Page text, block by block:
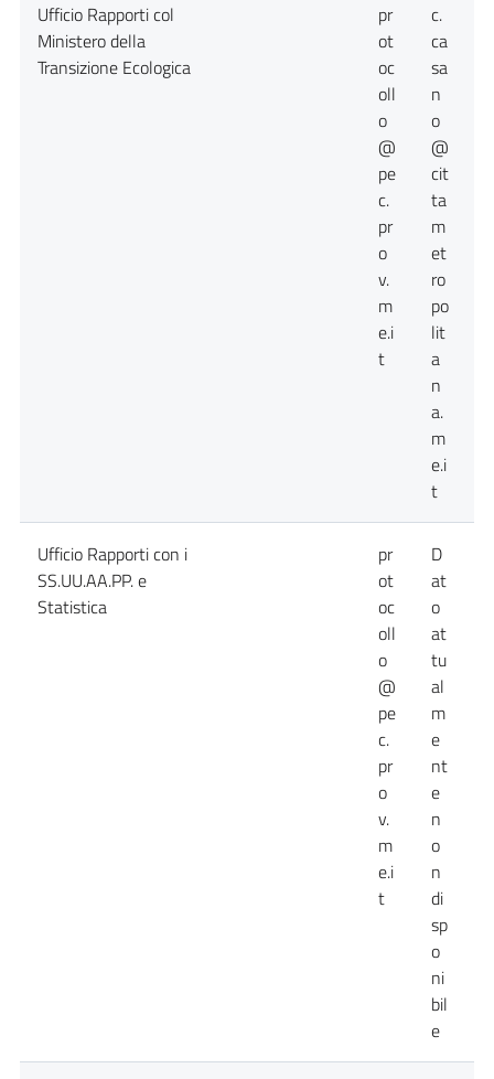
Ufficio Rapporti col
Ministero della
Transizione Ecologica
pr
ot
oc
oll
o
@
pe
c.
pr
o
v.
m
e.i
t
c.
ca
sa
n
o
@
cit
ta
m
et
ro
po
lit
a
n
a.
m
e.i
t
Ufficio Rapporti con i
SS.UU.AA.PP. e
Statistica
pr
ot
oc
oll
o
@
pe
c.
pr
o
v.
m
e.i
t
D
at
o
at
tu
al
m
e
nt
e
n
o
n
di
sp
o
ni
bil
e